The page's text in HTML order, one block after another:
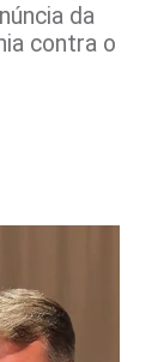
da
contra o